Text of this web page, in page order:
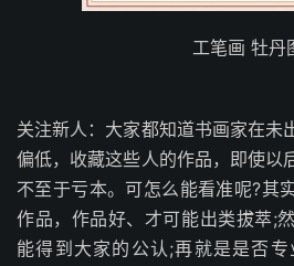
工笔画 牡丹
关注新人：大家都知道书画家在未
偏低，收藏这些人的作品，即使以
不至于亏本。可怎么能看准呢?其
作品，作品好、才可能出类拔萃;
能得到大家的公认;再就是是否